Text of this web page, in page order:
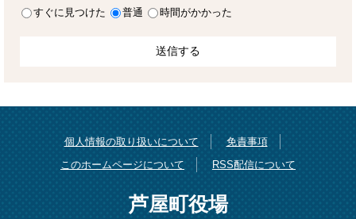
すぐに見つけた 普通 時間がかかった
個人情報の取り扱いについて
免責事項
このホームページについて
RSS配信について
芦屋町役場